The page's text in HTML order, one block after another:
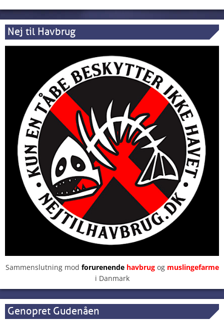
Nej til Havbrug
Sammenslutning mod forurenendehavbrugog muslingefarme
i Danmark
Genopret Gudenåen